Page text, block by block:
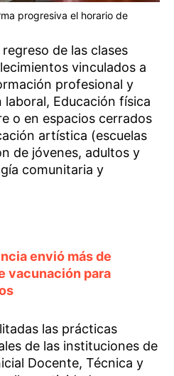
progresiva el horario de
de las clases
vinculados a
profesional y
Educación física
o en espacios cerrados
artística (escuelas
de jóvenes, adultos y
comunitaria y
envió más de
vacunación para
las prácticas
de las instituciones de
Docente, Técnica y